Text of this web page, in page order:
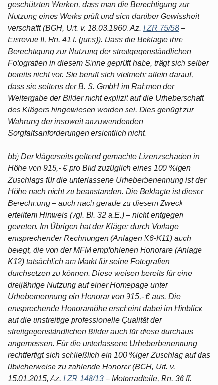
geschützten Werken, dass man die Berechtigung zur
Nutzung eines Werks prüft und sich darüber Gewissheit
verschafft (BGH, Urt. v. 18.03.1960, Az. I ZR 75/58 –
Eisrevue II, Rn. 41 f. (juris)). Dass die Beklagte ihre
Berechtigung zur Nutzung der streitgegenständlichen
Fotografien in diesem Sinne geprüft habe, trägt sich selber
bereits nicht vor. Sie beruft sich vielmehr allein darauf,
dass sie seitens der B. S. GmbH im Rahmen der
Weitergabe der Bilder nicht explizit auf die Urheberschaft
des Klägers hingewiesen worden sei. Dies genügt zur
Wahrung der insoweit anzuwendenden
Sorgfaltsanforderungen ersichtlich nicht.
bb) Der klägerseits geltend gemachte Lizenzschaden in
Höhe von 915,- € pro Bild zuzüglich eines 100 %igen
Zuschlags für die unterlassene Urheberbenennung ist der
Höhe nach nicht zu beanstanden. Die Beklagte ist dieser
Berechnung – auch nach gerade zu diesem Zweck
erteiltem Hinweis (vgl. Bl. 32 a.E.) – nicht entgegen
getreten. Im Übrigen hat der Kläger durch Vorlage
entsprechender Rechnungen (Anlagen K6-K11) auch
belegt, die von der MFM empfohlenen Honorare (Anlage
K12) tatsächlich am Markt für seine Fotografien
durchsetzen zu können. Diese weisen bereits für eine
dreijährige Nutzung auf einer Homepage unter
Urhebernennung ein Honorar von 915,- € aus. Die
entsprechende Honorarhöhe erscheint dabei im Hinblick
auf die unstreitige professionelle Qualität der
streitgegenständlichen Bilder auch für diese durchaus
angemessen. Für die unterlassene Urheberbenennung
rechtfertigt sich schließlich ein 100 %iger Zuschlag auf das
üblicherweise zu zahlende Honorar (BGH, Urt. v.
15.01.2015, Az. I ZR 148/13 – Motorradteile, Rn. 36 ff.